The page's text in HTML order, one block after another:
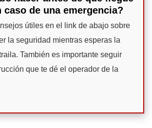
caso de una emergencia?
útiles en el link de abajo sobre
la seguridad mientras esperas la
También es importante seguir
que te dé el operador de la